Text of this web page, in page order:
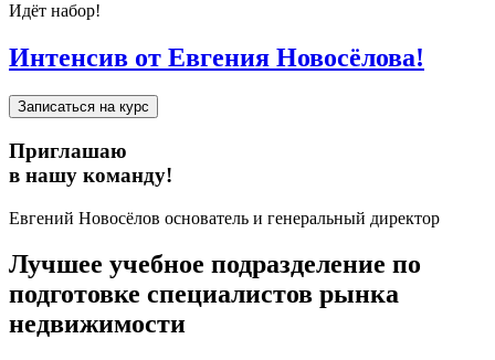
Идёт набор!
Интенсив от Евгения Новосёлова!
Записаться на курс
Приглашаю
в нашу команду!
Евгений Новосёлов основатель и генеральный директор
Лучшее учебное подразделение по
подготовке специалистов рынка
недвижимости